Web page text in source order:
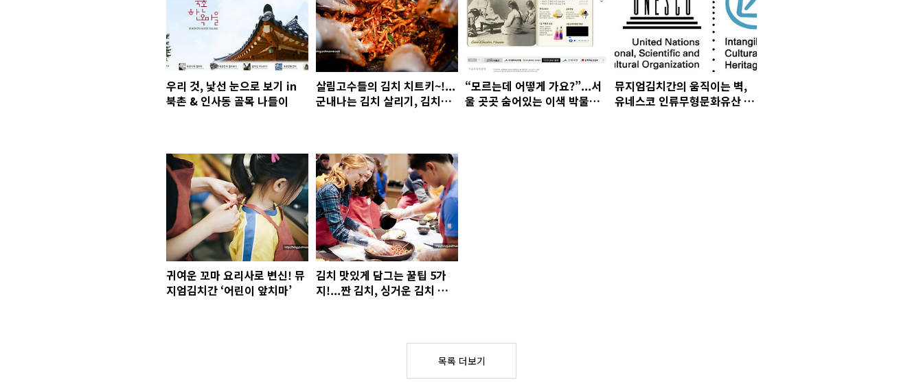
우리 것, 낯선 눈으로 보기 in
북촌 & 인사동 골목 나들이
살림고수들의 김치 치트키~!...
군내나는 김치 살리기, 김치통
“모르는데 어떻게 가요?”...서
울 곳곳 숨어있는 이색 박물관
뮤지엄김치간의 움직이는 벽,
유네스코 인류무형문화유산 헌
귀여운 꼬마 요리사로 변신! 뮤
지엄김치간 ‘어린이 앞치마’
김치 맛있게 담그는 꿀팁 5가
지!...짠 김치, 싱거운 김치 간
목록 더보기